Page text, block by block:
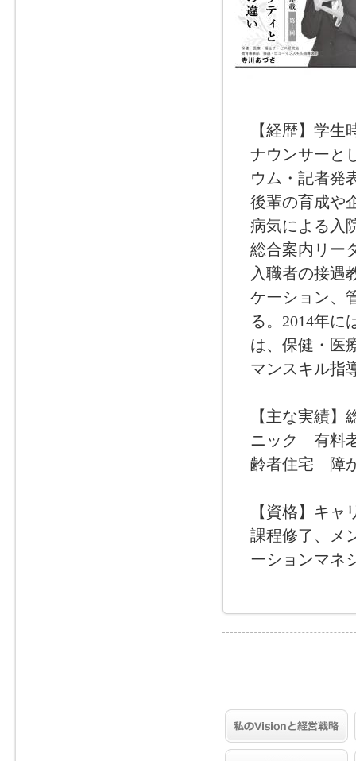
【経歴】学
ナウンサーと
ウム・記者発
後輩の育成や
病気による入
総合案内リー
入職者の接遇
ケーション、
る。2014年に
は、保健・医
マンスキル指
【主な実績
ニック 有料
齢者住宅 障
【資格】キ
課程修了、メ
ーションマネ